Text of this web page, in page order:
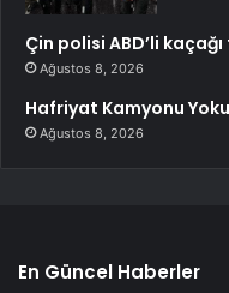
Çin polisi ABD’li
Ağustos 8, 2026
Hafriyat Kamyonu
Ağustos 8, 2026
En Güncel Haberler